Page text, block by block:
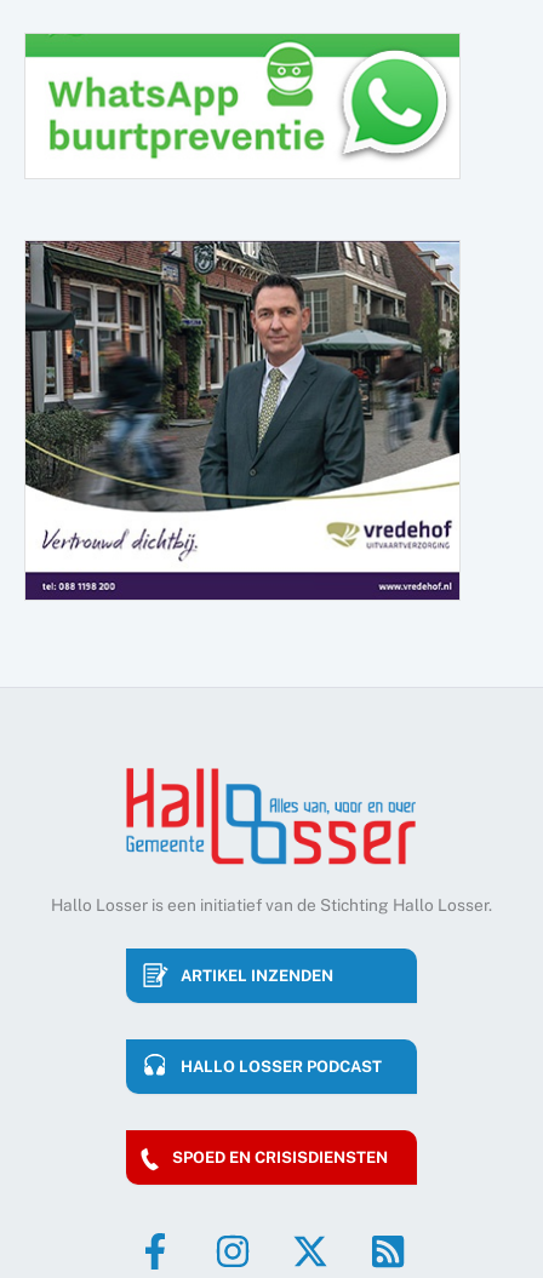
Hallo Losser is een initiatief van de Stichting Hallo Losser.
ARTIKEL INZENDEN
HALLO LOSSER PODCAST
SPOED EN CRISISDIENSTEN